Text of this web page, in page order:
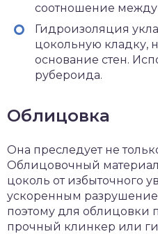
соотношение между
Гидроизоляция
цокольную кладку,
основание стен.
рубероида.
Облицовка
Она преследует не
Облицовочный
цоколь от избыточного
ускоренным
поэтому для облицовки
прочный клинкер или